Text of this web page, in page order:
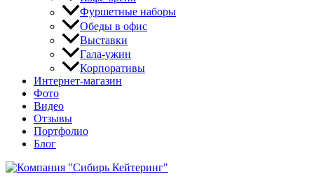
Фуршетные наборы
Обеды в офис
Выставки
Гала-ужин
Корпоративы
Интернет-магазин
Фото
Видео
Отзывы
Портфолио
Блог